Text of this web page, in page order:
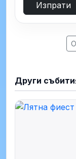
Изпрати
Други